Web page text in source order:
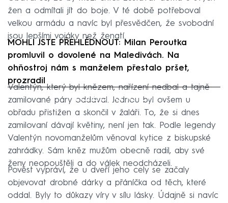
žen a odmítali jít do boje. V té době potřeboval
velkou armádu a navíc byl přesvědčen, že svobodní
jsou lepšími vojáky než ženatí.
MOHLI JSTE PŘEHLÉDNOUT: Milan Peroutka
promluvil o dovolené na Maledivách. Na
ohňostroj nám s manželem přestalo pršet,
prozradil
Failed to fetch
Valentýn, který byl knězem, nařízení nedbal a tajně
zamilované páry oddával. Jednou byl ovšem u
obřadu přistižen a skončil v žaláři. To, že si dnes
zamilovaní dávají květiny, není jen tak. Podle legendy
Valentýn novomanželům věnoval kytice z biskupské
zahrádky. Sám kněz mužům obecně radil, aby své
ženy neopouštěli a do válek neodcházeli.
Pověst vypráví, že u dveří jeho cely se začaly
objevovat drobné dárky a přáníčka od těch, které
oddal. Byly to důkazy víry v sílu lásky. Údajně si navíc